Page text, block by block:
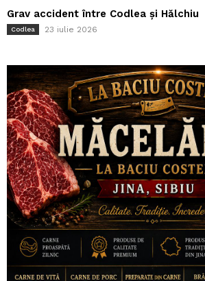
Grav accident între Codlea și Hălchiu
Codlea 23 iulie 2026